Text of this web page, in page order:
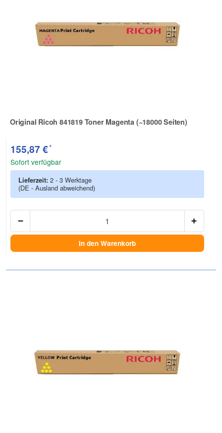
Original Ricoh 841819 Toner Magenta (~18000 Seiten)
Zur Artikelbewertung
155,87 €*
Sofort verfügbar
Lieferzeit: 2 - 3 Werktage
(DE - Ausland abweichend)
In den Warenkorb